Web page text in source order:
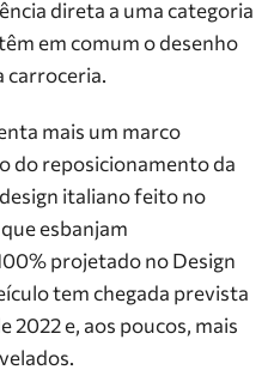
direta a uma categoria
em comum o desenho
carroceria.
mais um marco
do reposicionamento da
italiano feito no
esbanjam
projetado no Design
tem chegada prevista
2022 e, aos poucos, mais